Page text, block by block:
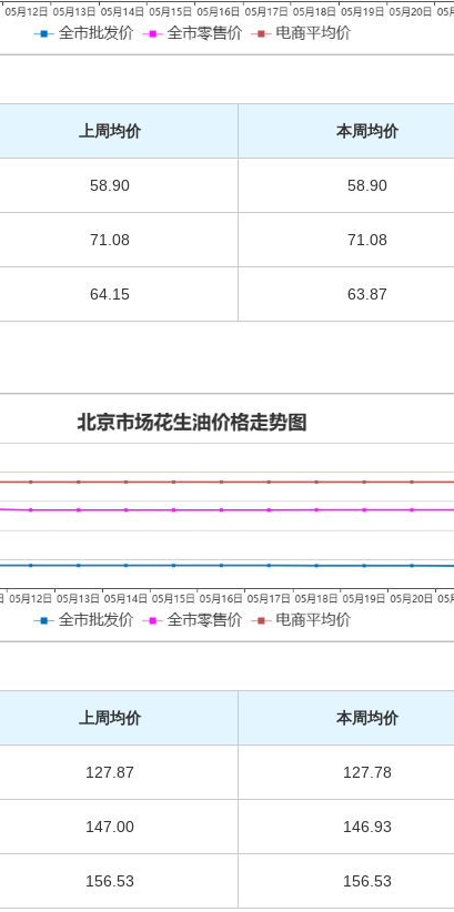
上周均价 本周均价
58.90 58.90
71.08 71.08
64.15 63.87
上周均价 本周均价
127.87 127.78
147.00 146.93
156.53 156.53